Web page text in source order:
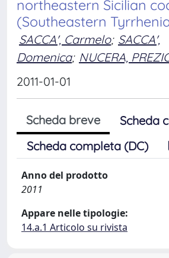
northeastern Sicilian
(Southeastern
SACCA', Carmelo; SACCA',
Domenica; NUCERA,
2011-01-01
Scheda breve
Scheda
Scheda completa (DC)
Anno del prodotto
2011
Appare nelle tipologie:
14.a.1 Articolo su rivista